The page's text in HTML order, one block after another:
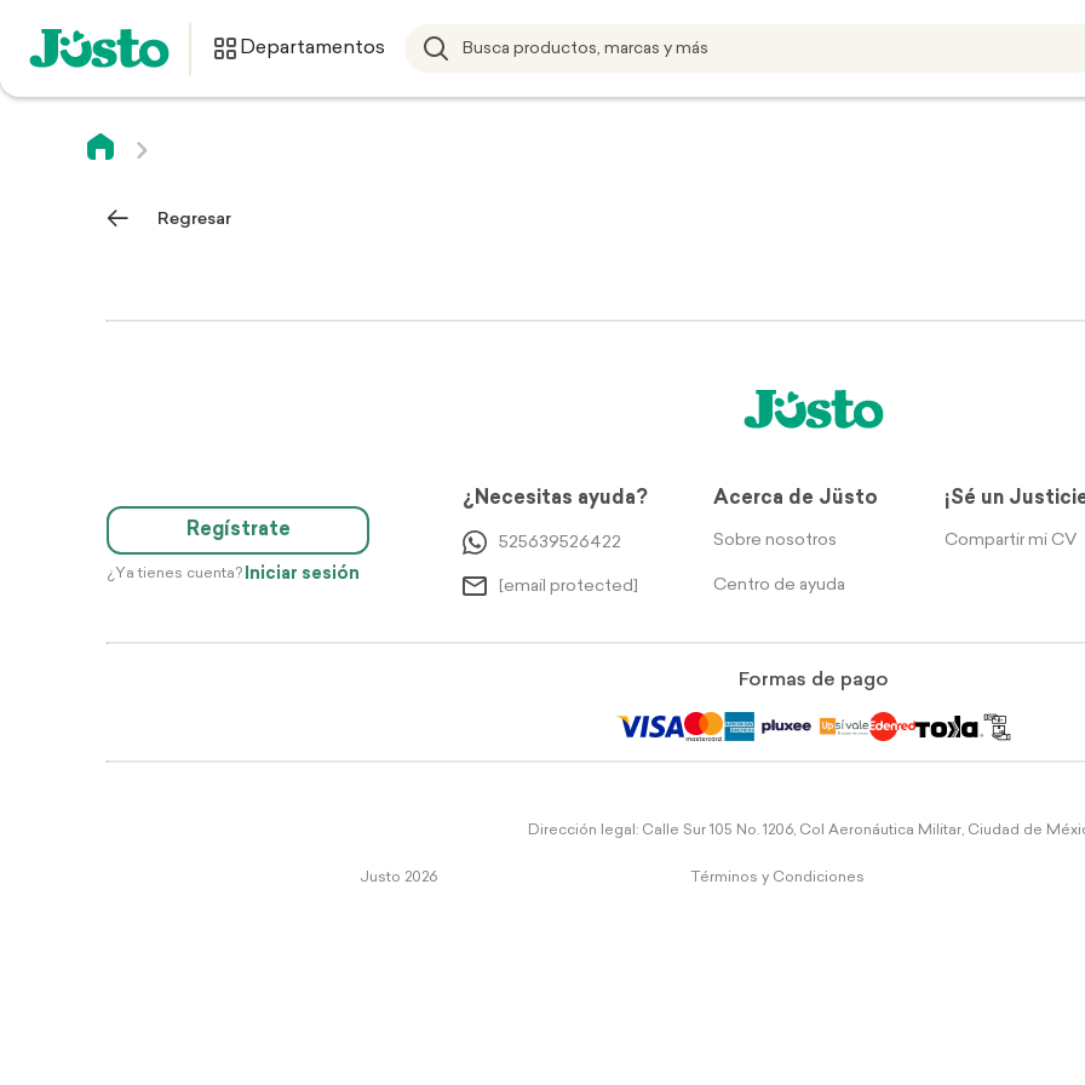
Departamentos
Regresar
Regístrate
¿Ya tienes cuenta? Iniciar sesión
¿Necesitas ayuda?
525639526422
[email protected]
Acerca de Jüsto
Sobre nosotros
Centro de ayuda
¡Sé un
Compartir mi CV
Formas de pago
Dirección legal: Calle Sur 105 No. 1206, Col Aeronáutica Militar, Ciudad de
Justo 2026 Términos y Condiciones